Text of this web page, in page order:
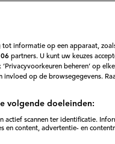
of
informatie op een apparaat, zoals
partners. U kunt uw keuzes
beheren’ op
invloed op de browsegegevens.
volgende doeleinden:
actief scannen ter identificatie.
en content, advertentie- en